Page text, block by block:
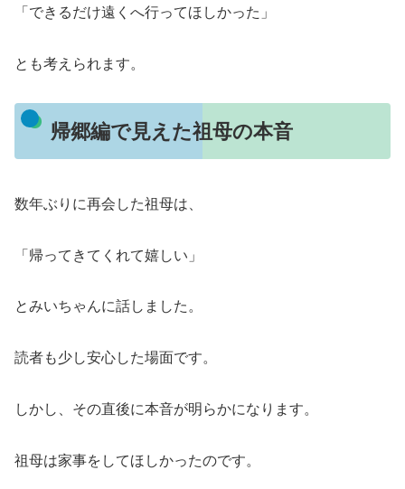
「できるだけ遠くへ行ってほしかった」
とも考えられます。
帰郷編で見えた祖母の本音
数年ぶりに再会した祖母は、
「帰ってきてくれて嬉しい」
とみいちゃんに話しました。
読者も少し安心した場面です。
しかし、その直後に本音が明らかになります。
祖母は家事をしてほしかったのです。